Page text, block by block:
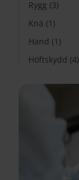
Rygg (3)
Knä (1)
Hand (1)
Höftskydd (4)